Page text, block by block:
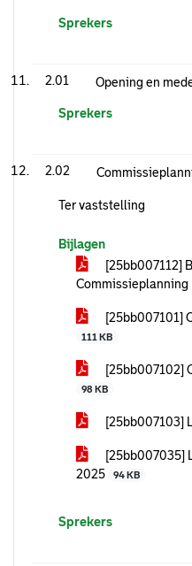
Sprekers
2.01 Opening en
Sprekers
2.02
Ter vaststelling
Bijlagen
[25bb007112]
Commissieplanning
[25bb007101]
111 KB
[25bb007102]
98 KB
[25bb007103]
[25bb007035]
2025
94 KB
Sprekers